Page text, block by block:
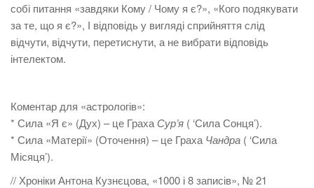
собі питання «завдяки Кому / Чому я є?», «Кого подякувати
за те, що я є?», І відповідь у вигляді сприйняття слід
відчути, відчути, перетиснути, а не вибрати відповідь
інтелектом.
Коментар для «астрологів»:
* Сила «Я є» (Дух) – це Граха Сур’я ( ‘Сила Сонця’).
* Сила «Матерії» (Оточення) – це Граха Чандра ( ‘Сила
Місяця’).
// Хроніки Антона Кузнєцова, «1000 і 8 записів», № 21